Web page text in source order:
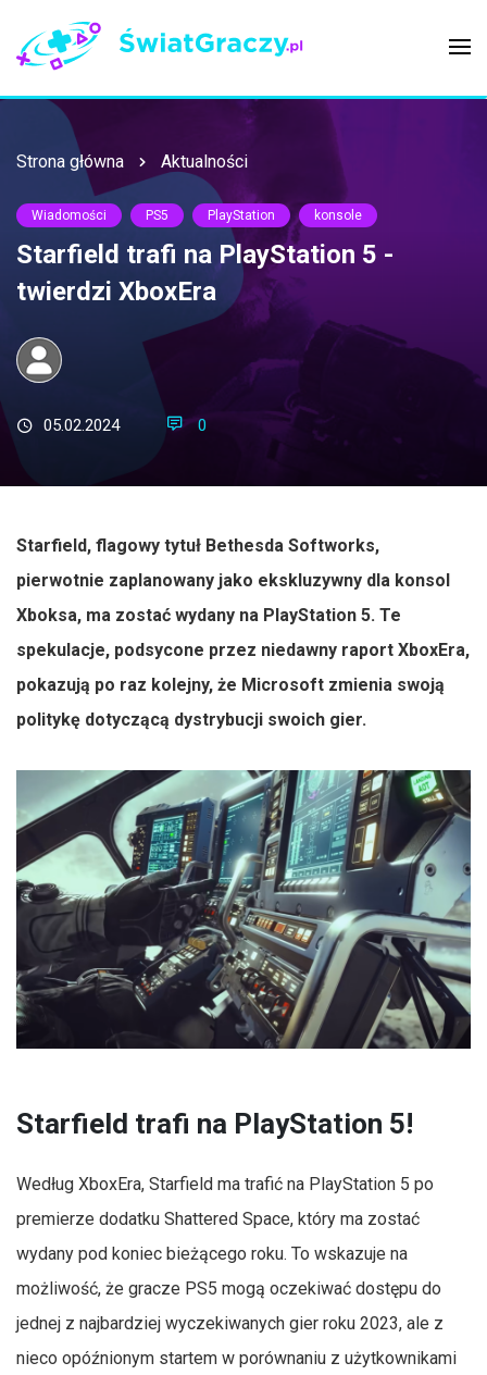
Strona główna Aktualności
Wiadomości PS5 PlayStation konsole
Starfield trafi na PlayStation 5 -
twierdzi XboxEra
05.02.2024 0
Starfield, flagowy tytuł Bethesda Softworks,
pierwotnie zaplanowany jako ekskluzywny dla konsol
Xboksa, ma zostać wydany na PlayStation 5. Te
spekulacje, podsycone przez niedawny raport XboxEra,
pokazują po raz kolejny, że Microsoft zmienia swoją
politykę dotyczącą dystrybucji swoich gier.
Starfield trafi na PlayStation 5!
Według XboxEra, Starfield ma trafić na PlayStation 5 po
premierze dodatku Shattered Space, który ma zostać
wydany pod koniec bieżącego roku. To wskazuje na
możliwość, że gracze PS5 mogą oczekiwać dostępu do
jednej z najbardziej wyczekiwanych gier roku 2023, ale z
nieco opóźnionym startem w porównaniu z użytkownikami